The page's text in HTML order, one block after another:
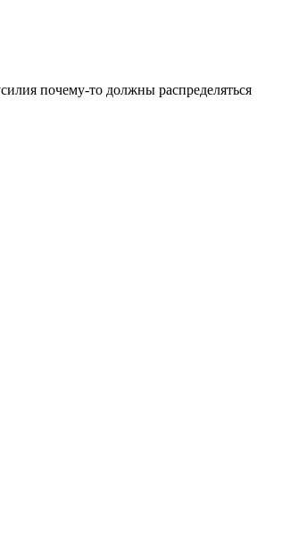
почему-то должны распределяться